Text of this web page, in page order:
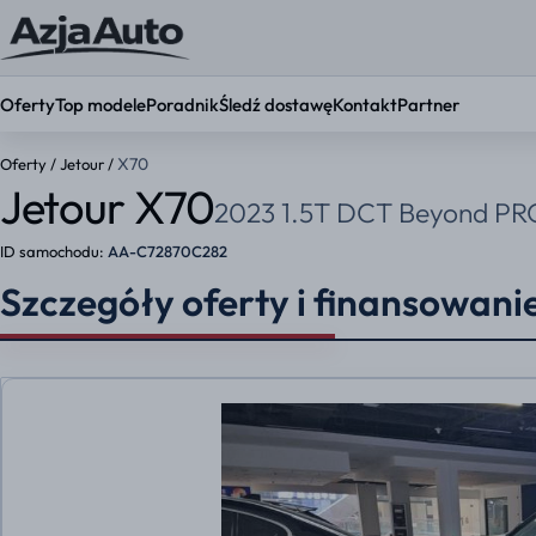
OfertyTop modelePoradnikŚledź dostawęKontaktPartner
KONFIGURATOR
Ustaw
36 mies. 48
Oferty /Jetour /X70
Jetour X702023 1.5T DCT Beyond
ID samochodu: AA-C72870C282
Szczegóły oferty i